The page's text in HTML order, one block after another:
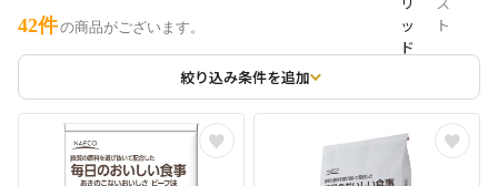
42件の商品がございます。
絞り込み条件を追加